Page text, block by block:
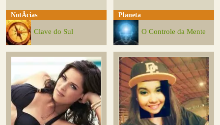
NotÃ­cias
Clave do Sul
Planeta
O Controle da Mente